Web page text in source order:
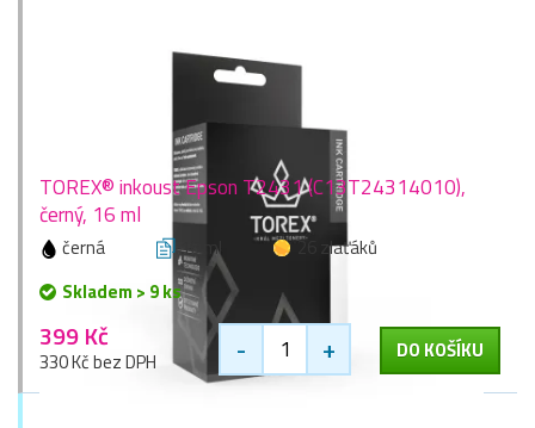
TOREX® inkoust Epson T2431 (C13T24314010),
černý, 16 ml
černá 16 ml
26 zlaťáků
Skladem > 9 ks
399 Kč
330 Kč bez DPH - + DO KOŠÍKU